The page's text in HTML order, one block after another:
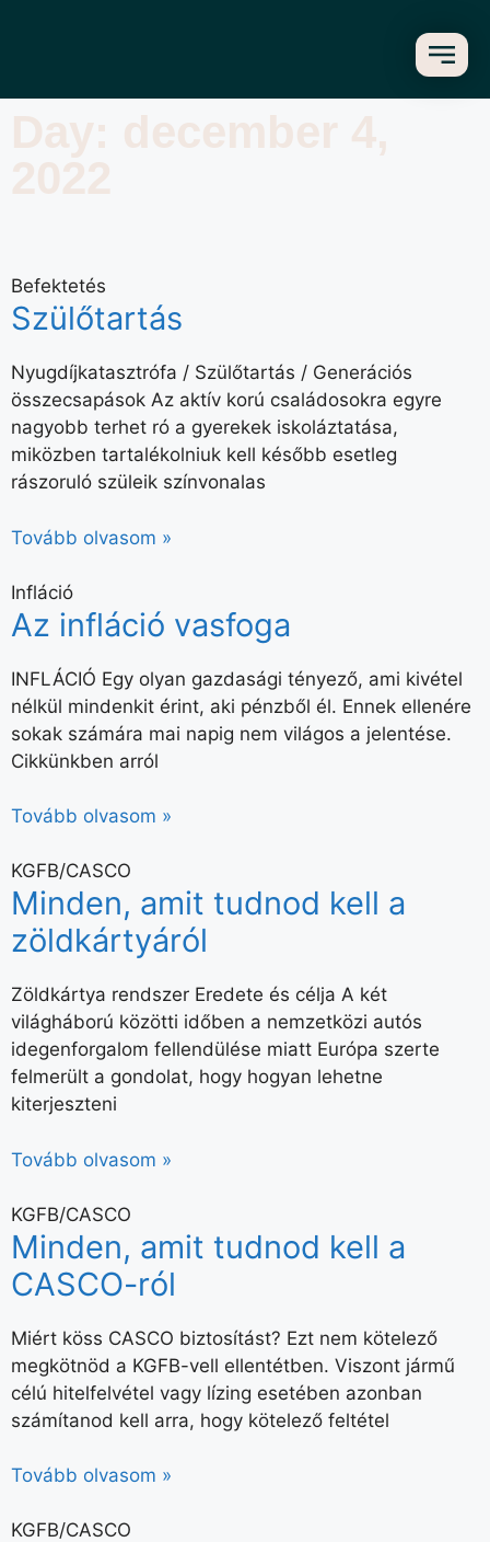
Day: december 4,
2022
Befektetés
Szülőtartás
Nyugdíjkatasztrófa / Szülőtartás / Generációs
összecsapások Az aktív korú családosokra egyre
nagyobb terhet ró a gyerekek iskoláztatása,
miközben tartalékolniuk kell később esetleg
rászoruló szüleik színvonalas
Tovább olvasom »
Infláció
Az infláció vasfoga
INFLÁCIÓ Egy olyan gazdasági tényező, ami kivétel
nélkül mindenkit érint, aki pénzből él. Ennek ellenére
sokak számára mai napig nem világos a jelentése.
Cikkünkben arról
Tovább olvasom »
KGFB/CASCO
Minden, amit tudnod kell a
zöldkártyáról
Zöldkártya rendszer Eredete és célja A két
világháború közötti időben a nemzetközi autós
idegenforgalom fellendülése miatt Európa szerte
felmerült a gondolat, hogy hogyan lehetne
kiterjeszteni
Tovább olvasom »
KGFB/CASCO
Minden, amit tudnod kell a
CASCO-ról
Miért köss CASCO biztosítást? Ezt nem kötelező
megkötnöd a KGFB-vell ellentétben. Viszont jármű
célú hitelfelvétel vagy lízing esetében azonban
számítanod kell arra, hogy kötelező feltétel
Tovább olvasom »
KGFB/CASCO